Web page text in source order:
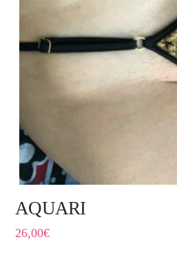
AQUARI
26,00€